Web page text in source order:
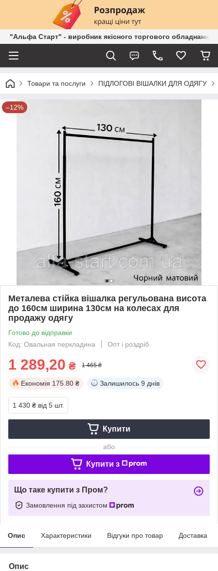
"Альфа Старт" - виробник якісного торгового обладнання
Товари та послуги ПІДЛОГОВІ ВІШАЛКИ ДЛЯ ОДЯГУ
–12%
Металева стійка вішалка регульована висота
до 160см ширина 130см на колесах для
продажу одягу
Готово до відправки
Код: Овальная перкладина
Опт і роздріб
1 289,20 ₴ 1 465 ₴
Економія 175.80 ₴ Залишилось 9 днів
1 430 ₴ від 5 шт.
Купити
або
Купити з
Що таке купити з Пром?
Замовлення під захистом
Опис Характеристики Відгуки про товар Доставка
Опис